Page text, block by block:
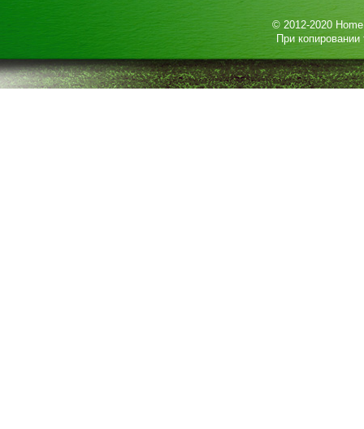
© 2012-2020
При